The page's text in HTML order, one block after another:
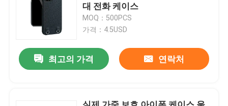
대 전화 케이스
MOQ：500PCS
가격：4.5USD
최고의 가격 연락처